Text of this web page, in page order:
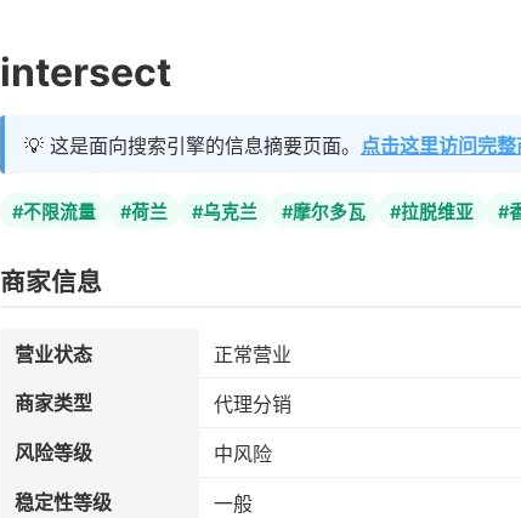
intersect
💡 这是面向搜索引擎的信息摘要页面。 点击这里访问完
#不限流量 #荷兰 #乌克兰 #摩尔多瓦 #拉脱维亚 #
商家信息
营业状态
正常营业
商家类型
代理分销
风险等级
中风险
稳定性等级
一般